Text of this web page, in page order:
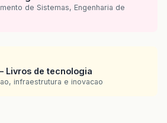
de Sistemas, Engenharia de
Livros de tecnologia
infraestrutura e inovacao